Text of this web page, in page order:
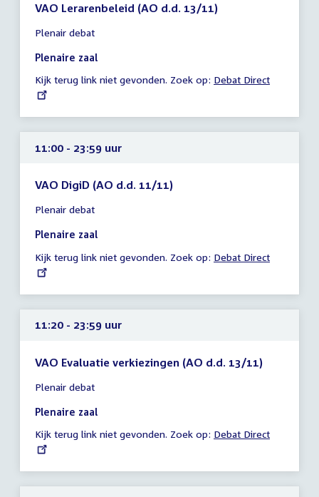
VAO Lerarenbeleid (AO d.d. 13/11)
vergadering
10:40
23:59
uur
Plenair debat
Plenaire zaal
Kijk terug link niet gevonden. Zoek op: External
Debat Direct
11:00 - 23:59 uur
VAO DigiD (AO d.d. 11/11)
vergadering
11:00
23:59
uur
Plenair debat
Plenaire zaal
Kijk terug link niet gevonden. Zoek op: External
Debat Direct
11:20 - 23:59 uur
VAO Evaluatie verkiezingen (AO d.d. 13/11)
vergadering
11:20
23:59
uur
Plenair debat
Plenaire zaal
Kijk terug link niet gevonden. Zoek op: External
Debat Direct